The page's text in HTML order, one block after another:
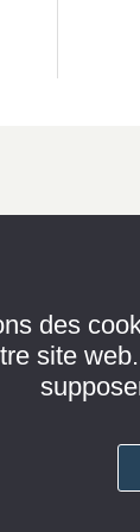
des
site